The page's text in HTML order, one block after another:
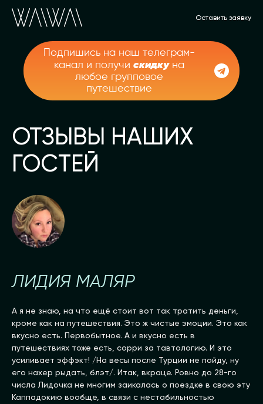
Оставить заявку
Подпишись на наш телеграм-
канал и получи скидкуна
любое групповое
путешествие
ОТЗЫВЫ НАШИХ
ГОСТЕЙ
ЛИДИЯ МАЛЯР
А я не знаю, на что ещё стоит вот так тратить деньги,
кроме как на путешествия. Это ж чистые эмоции. Это как
вкусно есть. Первобытное. А и вкусно есть в
путешествиях тоже есть, сорри за тавтологию. И это
усиливает эффэкт! /На весы после Турции не пойду, ну
его нахер рыдать, блэт/. Итак, вкраце. Ровно до 28-го
числа Лидочка не многим заикалась о поездке в свою эту
Каппадокию вообще, в связи с нестабильностью